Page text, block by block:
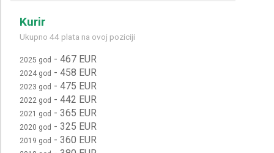
Kurir
Ukupno 44 plata na ovoj poziciji
2025 god - 467 EUR
2024 god - 458 EUR
2023 god - 475 EUR
2022 god - 442 EUR
2021 god - 365 EUR
2020 god - 325 EUR
2019 god - 360 EUR